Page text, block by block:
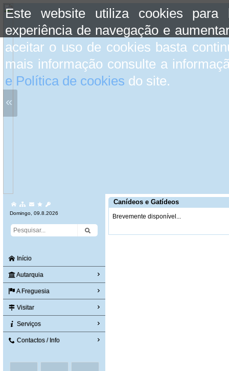
Este website utiliza cookies para
experiência de navegação e
aceitar o uso de cookies basta
mais informação consulte a
e Política de cookies do site.
«
Domingo, 09.8.2026
Início
Autarquia
A Freguesia
Visitar
Serviços
Contactos / Info
Canídeos e Gatídeos
Brevemente disponível...